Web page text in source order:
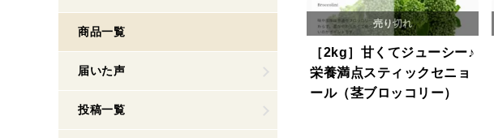
商品一覧
届いた声
投稿一覧
［2kg］甘くてジューシー♪
栄養満点スティックセニョ
ール（茎ブロッコリー）